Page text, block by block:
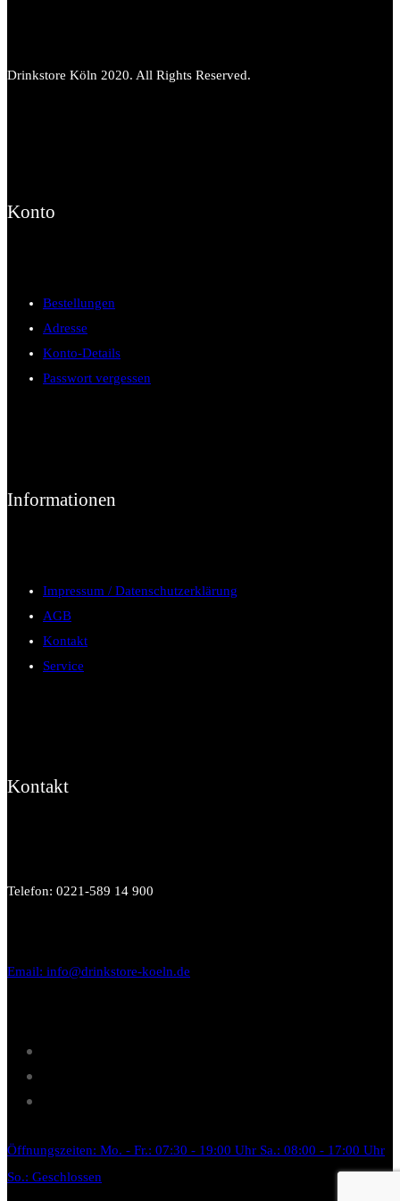
Drinkstore Köln 2020. All Rights Reserved.
Konto
Bestellungen
Adresse
Konto-Details
Passwort vergessen
Informationen
Impressum / Datenschutzerklärung
AGB
Kontakt
Service
Kontakt
Telefon: 0221-589 14 900
Email: info@drinkstore-koeln.de
Öffnungszeiten: Mo. - Fr.: 07:30 - 19:00 Uhr Sa.: 08:00 - 17:00 Uhr
So.: Geschlossen